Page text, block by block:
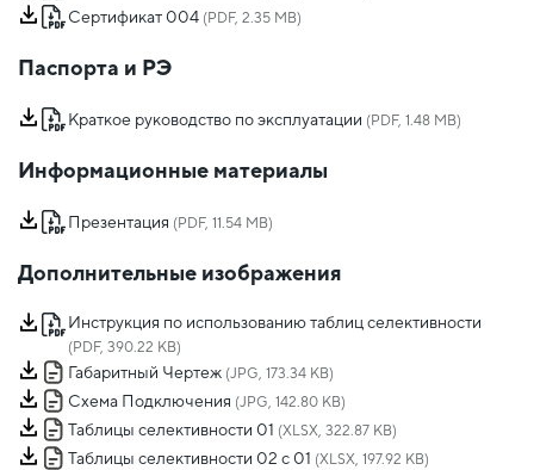
Сертификат 004 (PDF, 2.35 MB)
Паспорта и РЭ
Краткое руководство по эксплуатации (PDF, 1.48 MB)
Информационные материалы
Презентация (PDF, 11.54 MB)
Дополнительные изображения
Инструкция по использованию таблиц селективности
(PDF, 390.22 KB)
Габаритный Чертеж (JPG, 173.34 KB)
Схема Подключения (JPG, 142.80 KB)
Таблицы селективности 01 (XLSX, 322.87 KB)
Таблицы селективности 02 с 01 (XLSX, 197.92 KB)